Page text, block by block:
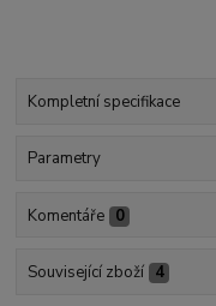
Kompletní specifikace
Parametry
Komentáře 0
Související zboží 4